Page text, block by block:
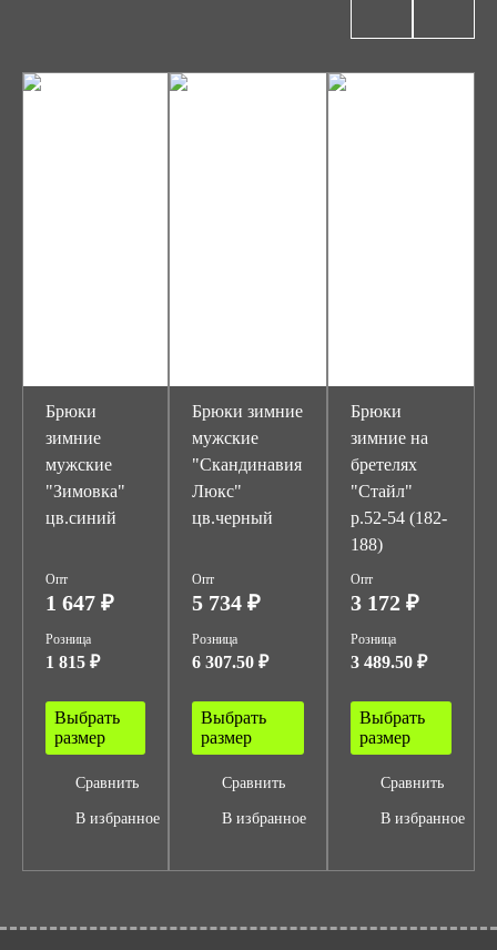
Брюки
зимние
мужские
"Зимовка"
цв.синий
Опт
1 647 ₽
Розница
1 815 ₽
Выбрать
размер
Сравнить
В избранное
Брюки зимние
мужские
"Скандинавия
Люкс"
цв.черный
Опт
5 734 ₽
Розница
6 307.50 ₽
Выбрать
размер
Сравнить
В избранное
Брюки
зимние на
бретелях
"Стайл"
р.52-54 (182-
188)
Опт
3 172 ₽
Розница
3 489.50 ₽
Выбрать
размер
Сравнить
В избранное